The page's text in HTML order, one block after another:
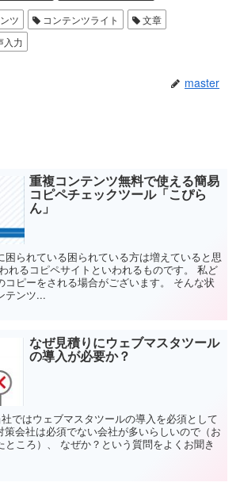
ツ コンテンツライト
文章
入力
master
重複コンテンツ無料で使える簡易
コピペチェックツール「こぴら
ん」
困られている困られている方は増えていると思
れるコピペサイトといわれるものです。 私ど
コピーをされる場合がございます。 そんな状
テンツ...
なぜ見積りにウェブマスタツール
の導入が必要か？
ではウェブマスタツールの導入を必須として
策会社は必須でない会社が多いらしいので（お
ところ）、 なぜか？という質問をよくお聞き